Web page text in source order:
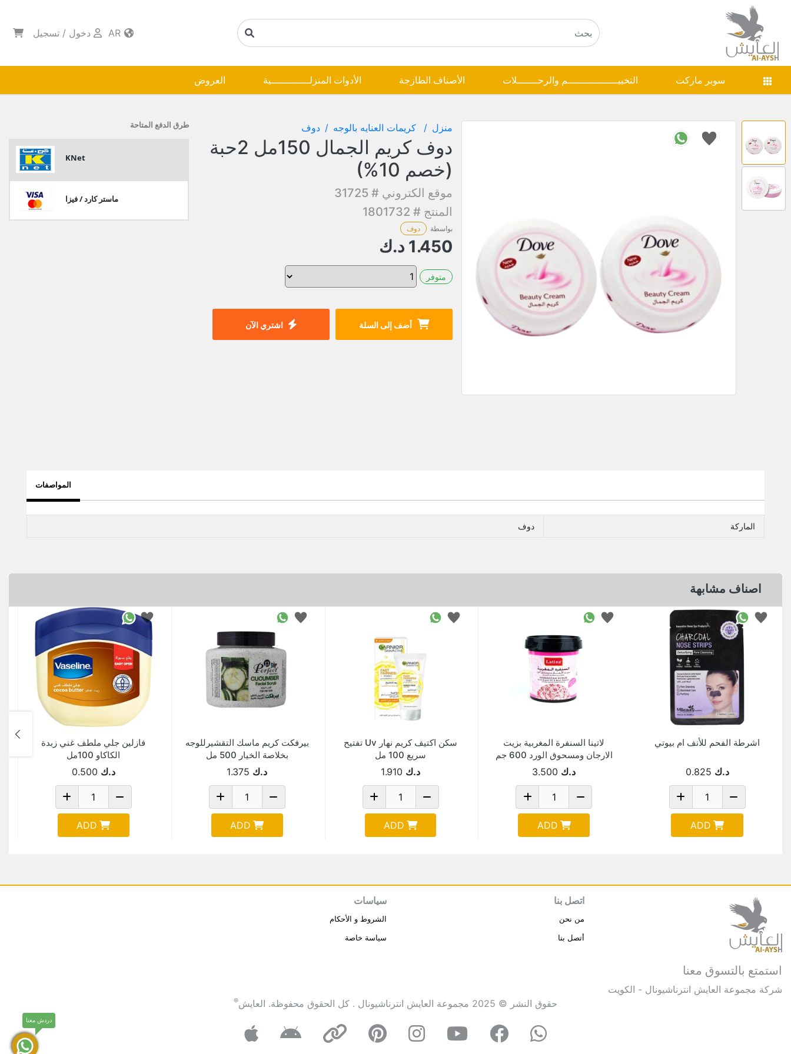
دخول / تسجيل
سوبر ماركت التخييـــــــــــــــــم والرحـــــــلات الأصناف الطازجة الأدوات المنزلـــــــــــــية العروض
منزل كريمات العنايه بالوجه دوف
دوف كريم الجمال 150مل 2حبة
(خصم 10%)
موقع الكتروني # 31725
المنتج # 1801732
بواسطة دوف
1.450 د.ك
متوفر
أضف إلى السلة اشتري الآن
طرق الدفع المتاحة
KNet
ماستر كارد / فيزا
المواصفات
الماركة دوف
اصناف مشابهة
اشرطة الفحم للأنف ام بيوتي
د.ك 0.825
ADD
لاتينا السنفرة المغربية بزيت
الارجان ومسحوق الورد 600 جم
د.ك 3.500
ADD
سكن اكتيف كريم نهار Uv تفتيح
سريع 100 مل
د.ك 1.910
ADD
بيرفكت كريم ماسك التقشيرللوجه
بخلاصة الخيار 500 مل
د.ك 1.375
ADD
فازلين جلي ملطف غني زبدة
الكاكاو 100مل
د.ك 0.500
ADD
استمتع بالتسوق معنا
شركة مجموعة العايش انترناشيونال - الكويت
اتصل بنا
من نحن
أتصل بنا
سياسات
الشروط و الأحكام
سياسة خاصة
حقوق النشر © 2025 مجموعة العايش انترناشيونال . كل الحقوق محفوظة. العايش®
دردش معنا